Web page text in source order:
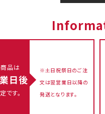
品は
日後
です。
※土日祝祭日のご注
文は翌営業日以降の
発送となります。